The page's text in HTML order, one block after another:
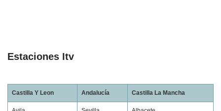
Estaciones Itv
Castilla Y Leon Andalucía Castilla La Mancha